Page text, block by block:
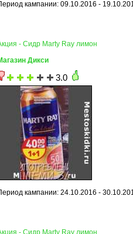
кампании: 09.10.2016 -
- Сидр Marty Ray лимон
Дикси
3.0
кампании: 24.10.2016 -
- Сидр Marty Ray лимон